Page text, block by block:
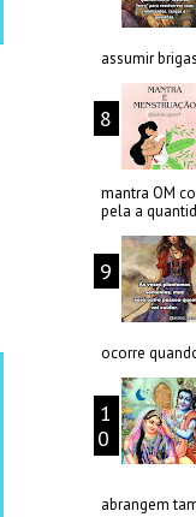
assumir
mantra OM
pela a
ocorre
abrangem